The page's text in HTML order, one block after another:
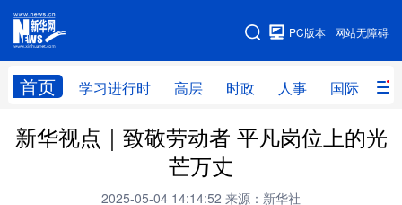
网站无障碍
PC版本
首页 学习进行时 高层 时政 人事 国际 财
网站地图
学习进行时 高层 时政 人事
新华视点｜致敬劳动者 平凡岗位上的光
芒万丈
2025-05-04 14:14:52 来源：新华社